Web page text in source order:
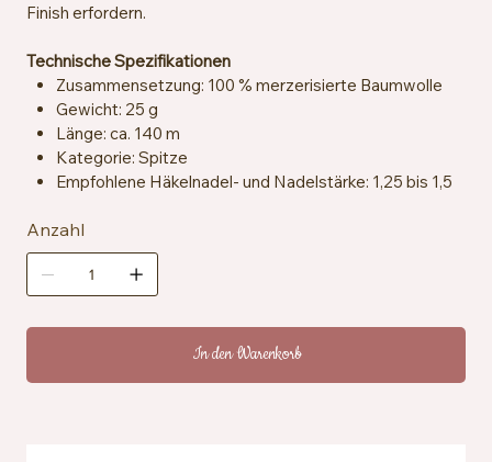
Finish erfordern.
Technische Spezifikationen
Zusammensetzung: 100 % merzerisierte Baumwolle
Gewicht: 25 g
Länge: ca. 140 m
Kategorie: Spitze
Empfohlene Häkelnadel- und Nadelstärke: 1,25 bis 1,5
Maschenprobe: ca. 25 Maschen x 33 Reihen = 10 x 10
cm
Zertifizierung: EN71-3
Pflegehinweise: Maschinenwaschbar bei 40 °C
Anzahl
In den Warenkorb